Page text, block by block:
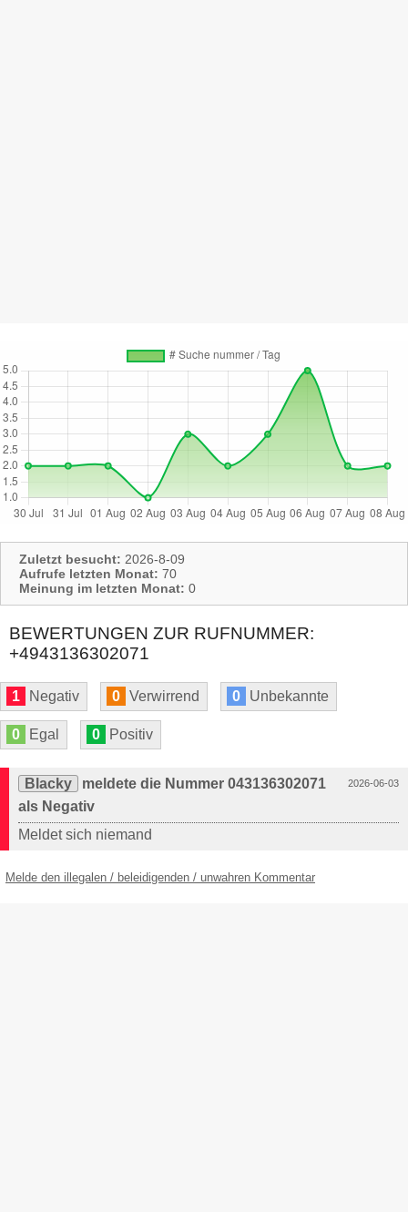
Zuletzt besucht: 2026-8-09
Aufrufe letzten Monat: 70
Meinung im letzten Monat: 0
BEWERTUNGEN ZUR RUFNUMMER:
+4943136302071
1 Negativ 0 Verwirrend 0 Unbekannte
0 Egal 0 Positiv
2026-06-03
Blacky
meldete die Nummer 043136302071
als Negativ
Meldet sich niemand
Melde den illegalen / beleidigenden / unwahren Kommentar